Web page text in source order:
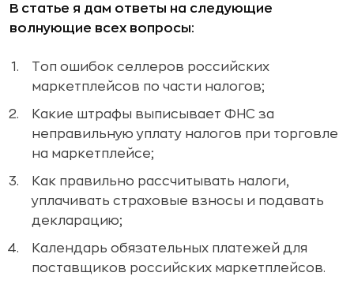
В статье я дам ответы на следующие
волнующие всех вопросы:
Топ ошибок селлеров российских
маркетплейсов по части налогов;
Какие штрафы выписывает ФНС за
неправильную уплату налогов при торговле
на маркетплейсе;
Как правильно рассчитывать налоги,
уплачивать страховые взносы и подавать
декларацию;
Календарь обязательных платежей для
поставщиков российских маркетплейсов.